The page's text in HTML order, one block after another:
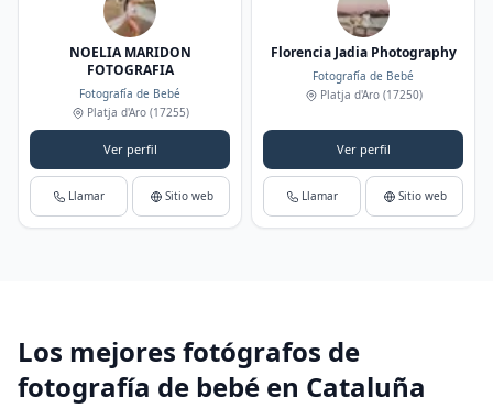
NOELIA MARIDON
FOTOGRAFIA
Fotografía de Bebé
Platja d'Aro(17255)
Ver perfil
Llamar Sitio web
Florencia Jadia Photography
Fotografía de Bebé
Platja d'Aro(17250)
Ver perfil
Llamar Sitio web
Los mejores fotógrafos de
fotografía de bebé en Cataluña